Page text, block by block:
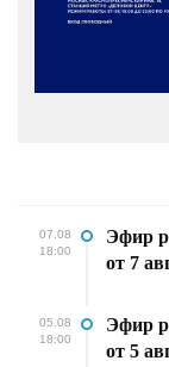
07.08
18:00
Эфир
от 7
05.08
18:00
Эфир
от 5